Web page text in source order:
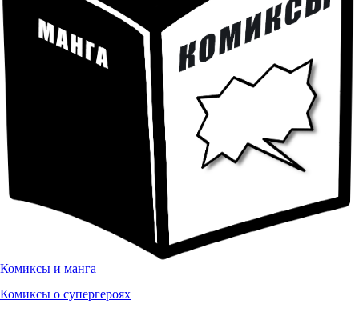
Комиксы и манга
Комиксы о супергероях